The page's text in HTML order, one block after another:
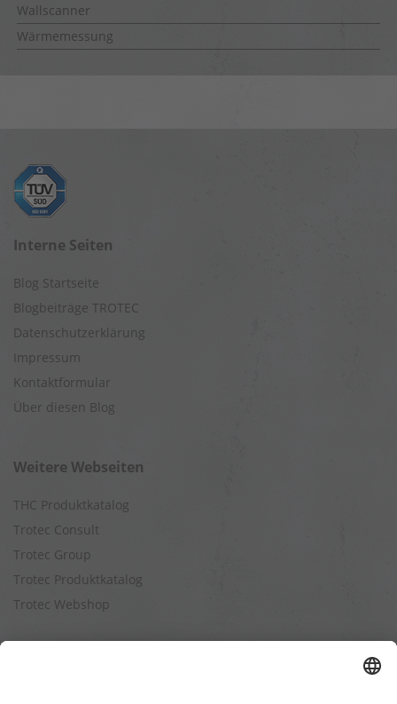
Wallscanner
Wärmemessung
Interne Seiten
Blog Startseite
Blogbeiträge TROTEC
Datenschutzerklärung
Impressum
Kontaktformular
Über diesen Blog
Weitere Webseiten
THC Produktkatalog
Trotec Consult
Trotec Group
Trotec Produktkatalog
Trotec Webshop